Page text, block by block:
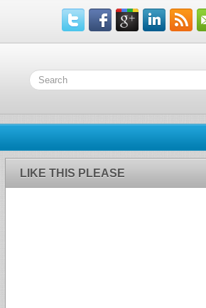
LIKE THIS PLEASE